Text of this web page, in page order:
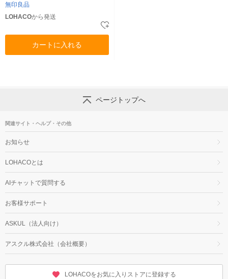
無印良品
LOHACOから発送
カートに入れる
ページトップへ
関連サイト・ヘルプ・その他
お知らせ
LOHACOとは
AIチャットで質問する
お客様サポート
ASKUL（法人向け）
アスクル株式会社（会社概要）
LOHACOをお気に入りストアに登録する